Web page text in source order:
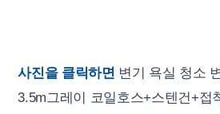
사진을 클릭하면 변기 욕실 청소
3.5m그레이 코일호스+스텐건+접